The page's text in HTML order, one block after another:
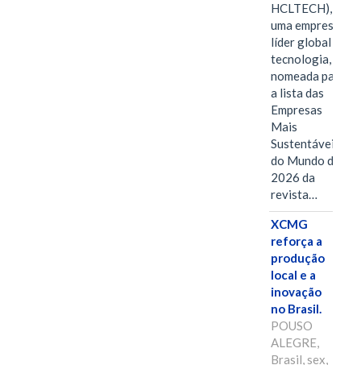
HCLTECH),
uma empresa
líder global em
tecnologia, foi
nomeada para
a lista das
Empresas
Mais
Sustentáveis
do Mundo de
2026 da
revista…
XCMG
reforça a
produção
local e a
inovação
no Brasil.
POUSO
ALEGRE,
Brasil, sex,